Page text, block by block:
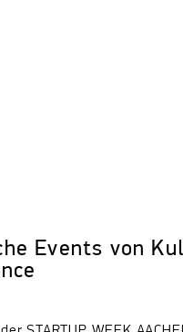
Events von